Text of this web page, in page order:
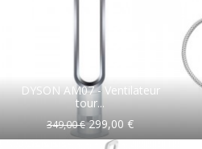
DYSON AM07 - Ventilateur
tour...
349,00 € 299,00 €